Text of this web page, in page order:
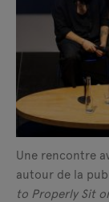
Une rencontre
autour de la
to Properly Sit